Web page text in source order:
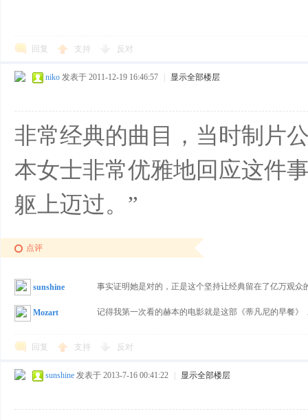
回复 支持 反对
niko 发表于 2011-12-19 16:46:57 显示全部楼层
非常经典的曲目，当时制片
本女士非常优雅地回应这件
躯上迈过。”
点评
sunshine 事实证明她是对的，正是这个坚持让经典留在了亿万观
Mozart 记得我第一次看的赫本的电影就是这部《蒂凡尼的早餐》
回复 支持 反对
sunshine 发表于 2013-7-16 00:41:22 显示全部楼层